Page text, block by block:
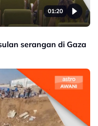
01:20
serangan di Gaza